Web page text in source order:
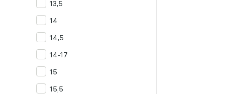
13,5
14
14,5
14-17
15
15,5